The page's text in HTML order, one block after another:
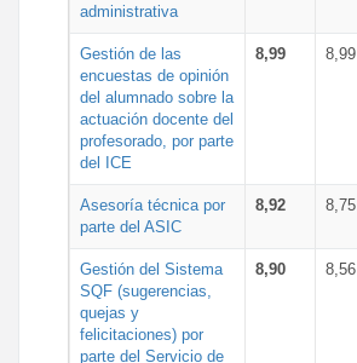
administrativa
Gestión de las
encuestas de opinión
del alumnado sobre la
actuación docente del
profesorado, por parte
del ICE
8,99 8,99
Asesoría técnica por
parte del ASIC
8,92 8,75
Gestión del Sistema
SQF (sugerencias,
quejas y
felicitaciones) por
parte del Servicio de
8,90 8,56